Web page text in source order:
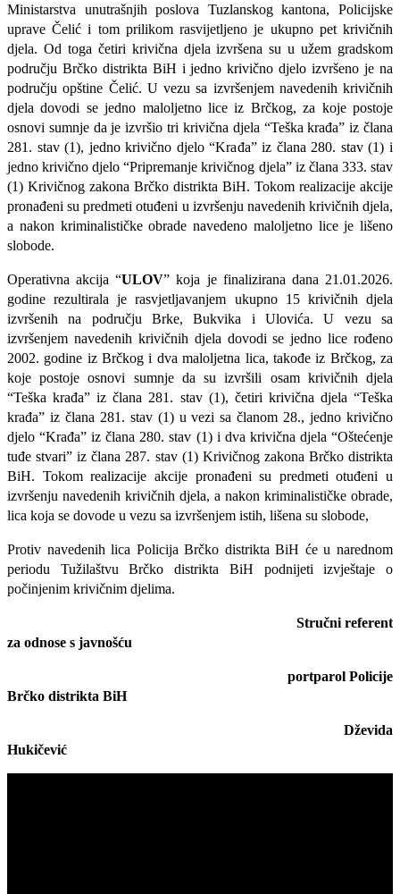
Ministarstva unutrašnjih poslova Tuzlanskog kantona, Policijske
uprave Čelić i tom prilikom rasvijetljeno je ukupno pet krivičnih
djela. Od toga četiri krivična djela izvršena su u užem gradskom
području Brčko distrikta BiH i jedno krivično djelo izvršeno je na
području opštine Čelić. U vezu sa izvršenjem navedenih krivičnih
djela dovodi se jedno maloljetno lice iz Brčkog, za koje postoje
osnovi sumnje da je izvršio tri krivična djela “Teška krađa” iz člana
281. stav (1), jedno krivično djelo “Krađa” iz člana 280. stav (1) i
jedno krivično djelo “Pripremanje krivičnog djela” iz člana 333. stav
(1) Krivičnog zakona Brčko distrikta BiH. Tokom realizacije akcije
pronađeni su predmeti otuđeni u izvršenju navedenih krivičnih djela,
a nakon kriminalističke obrade navedeno maloljetno lice je lišeno
slobode.
Operativna akcija “ULOV” koja je finalizirana dana 21.01.2026.
godine rezultirala je rasvjetljavanjem ukupno 15 krivičnih djela
izvršenih na području Brke, Bukvika i Ulovića. U vezu sa
izvršenjem navedenih krivičnih djela dovodi se jedno lice rođeno
2002. godine iz Brčkog i dva maloljetna lica, takođe iz Brčkog, za
koje postoje osnovi sumnje da su izvršili osam krivičnih djela
“Teška krađa” iz člana 281. stav (1), četiri krivična djela “Teška
krađa” iz člana 281. stav (1) u vezi sa članom 28., jedno krivično
djelo “Krađa” iz člana 280. stav (1) i dva krivična djela “Oštećenje
tuđe stvari” iz člana 287. stav (1) Krivičnog zakona Brčko distrikta
BiH. Tokom realizacije akcije pronađeni su predmeti otuđeni u
izvršenju navedenih krivičnih djela, a nakon kriminalističke obrade,
lica koja se dovode u vezu sa izvršenjem istih, lišena su slobode,
Protiv navedenih lica Policija Brčko distrikta BiH će u narednom
periodu Tužilaštvu Brčko distrikta BiH podnijeti izvještaje o
počinjenim krivičnim djelima.
Stručni referent
za odnose s javnošću
portparol Policije
Brčko distrikta BiH
Dževida
Hukičević